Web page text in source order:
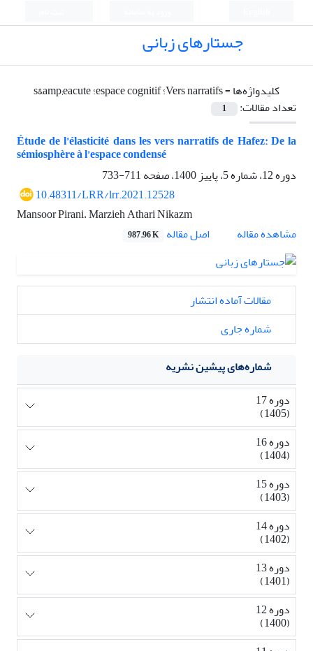
جستارهای زبانی
کلیدواژه‌ها =Vers narratifs؛ espace cognitif؛ s&amp;eacute
تعداد مقالات:
1
Étude de l’élasticité dans les vers narratifs de Hafez: De la
sémiosphère à l’espace condensé
دوره 12، شماره 5، پاییز 1400، صفحه
711-733
10.48311/LRR/lrr.2021.12528
Mansoor Pirani، Marzieh Athari Nikazm
مشاهده مقاله
اصل مقاله 987.96 K
مقالات آماده انتشار
شماره جاری
شماره‌های پیشین نشریه
دوره 17
(1405)
دوره 16
(1404)
دوره 15
(1403)
دوره 14
(1402)
دوره 13
(1401)
دوره 12
(1400)